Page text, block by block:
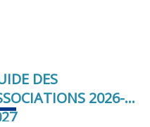
DES
2026-